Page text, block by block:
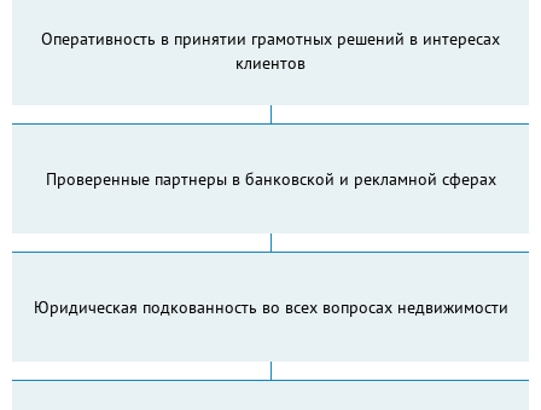
Оперативность в принятии грамотных решений в интересах
клиентов
Проверенные партнеры в банковской и рекламной сферах
Юридическая подкованность во всех вопросах недвижимости